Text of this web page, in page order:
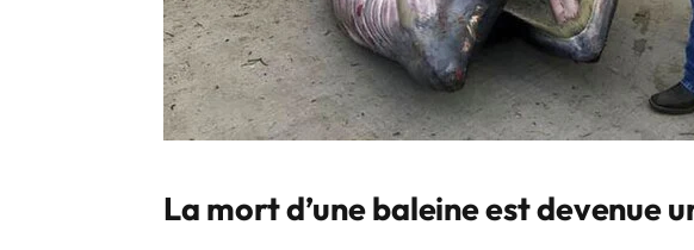
La mort d’une baleine est devenue